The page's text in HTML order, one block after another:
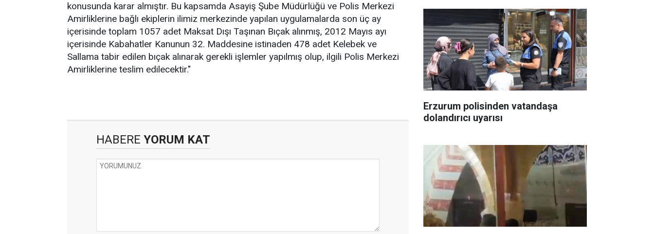
konusunda karar almıştır. Bu kapsamda Asayiş Şube Müdürlüğü ve Polis Merkezi
Amirliklerine bağlı ekiplerin ilimiz merkezinde yapılan uygulamalarda son üç ay
içerisinde toplam 1057 adet Maksat Dışı Taşınan Bıçak alınmış, 2012 Mayıs ayı
içerisinde Kabahatler Kanunun 32. Maddesine istinaden 478 adet Kelebek ve
Sallama tabir edilen bıçak alınarak gerekli işlemler yapılmış olup, ilgili Polis Merkezi
Amirliklerine teslim edilecektir."
HABERE YORUM KAT
Erzurum polisinden vatandaşa
dolandırıcı uyarısı